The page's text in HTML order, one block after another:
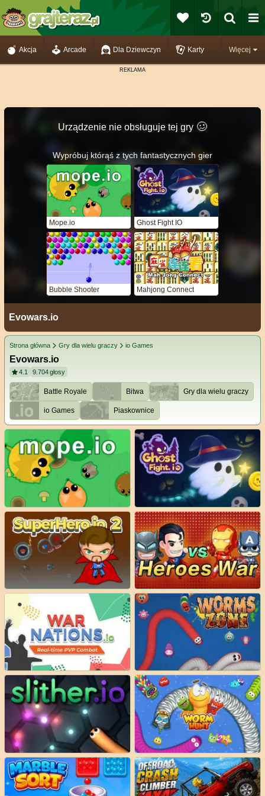
Więcej
Akcja Arcade Dla Dziewczyn Karty
Urządzenie nie obsługuje tej gry 🥴️
Wypróbuj którąś z tych fantastycznych gier
Mope.io Ghost Fight IO
Bubble Shooter Mahjong Connect
Evowars.io
Strona główna Gry dla wielu graczy io Games
Evowars.io
4.1 9.704głosy
Battle Royale Bitwa Gry dla wielu graczy
io Games Piaskownice